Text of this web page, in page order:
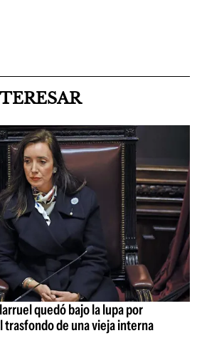
quedó bajo la lupa por
trasfondo de una vieja interna